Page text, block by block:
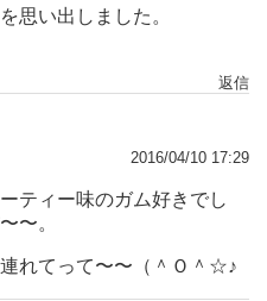
思い出しました。
返信
2016/04/10 17:29
ティー味のガム好きでし
〜。
れてって〜〜（＾Ｏ＾☆♪